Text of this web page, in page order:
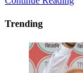
Trending